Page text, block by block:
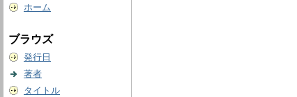
ホーム
ブラウズ
発行日
著者
タイトル